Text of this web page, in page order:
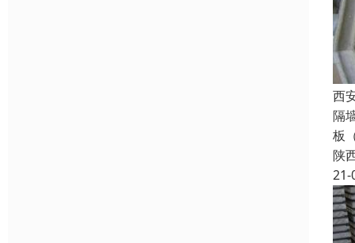
西
隔
板
陕
21-